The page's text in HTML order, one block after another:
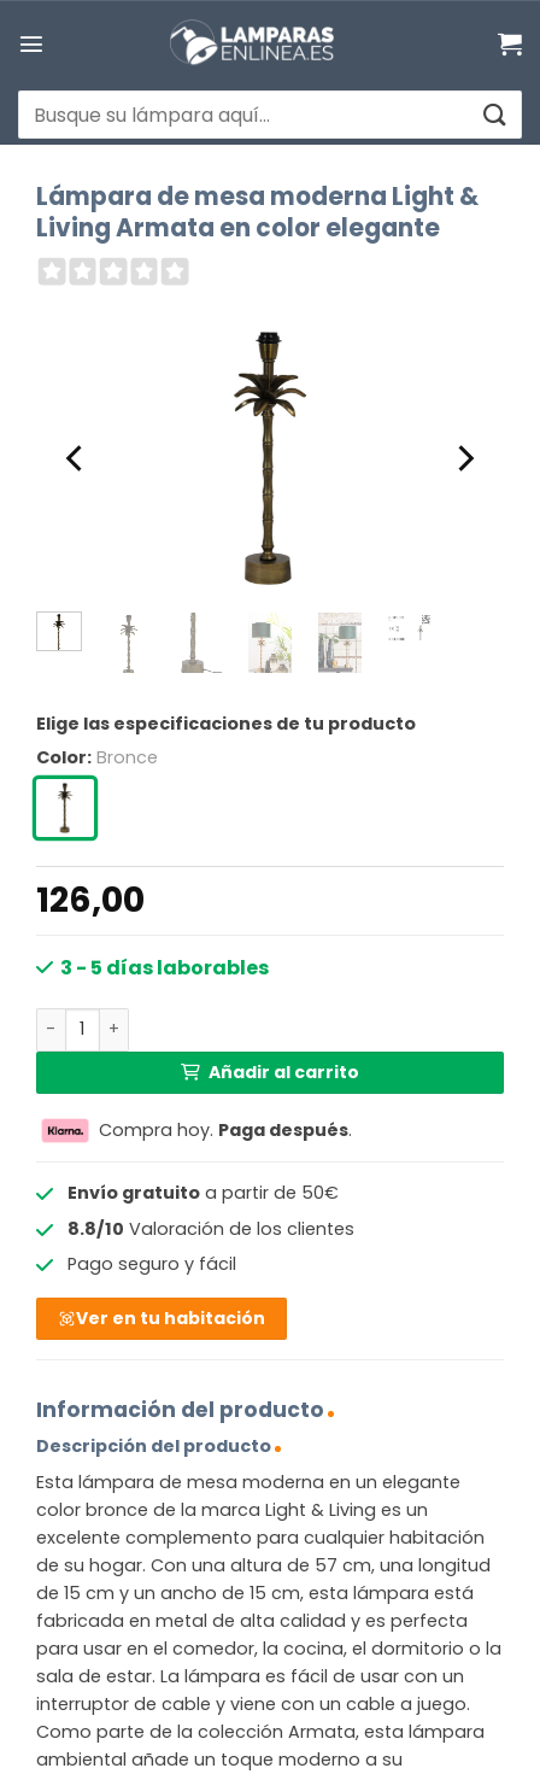
Buscar
por:
Lámpara de mesa moderna Light &
Living Armata en color elegante
Elige las especificaciones de tu producto
Color: Bronce
126,00
3 - 5 días laborables
Lámpara de mesa moderna Light & Living Armata en
Añadir al carrito
Compra hoy. Paga después.
Envío gratuitoa partir de 50€
8.8/10 Valoración de los clientes
Pago seguro y fácil
Ver en tu habitación
Información del producto
Descripción del producto
Esta lámpara de mesa moderna en un elegante
color bronce de la marca Light & Living es un
excelente complemento para cualquier habitación
de su hogar. Con una altura de 57 cm, una longitud
de 15 cm y un ancho de 15 cm, esta lámpara está
fabricada en metal de alta calidad y es perfecta
para usar en el comedor, la cocina, el dormitorio o la
sala de estar. La lámpara es fácil de usar con un
interruptor de cable y viene con un cable a juego.
Como parte de la colección Armata, esta lámpara
ambiental añade un toque moderno a su